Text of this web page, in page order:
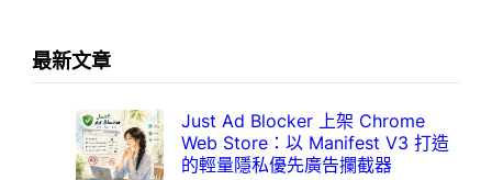
最新文章
Just Ad Blocker 上架 Chrome
Web Store：以 Manifest V3 打造
的輕量隱私優先廣告攔截器